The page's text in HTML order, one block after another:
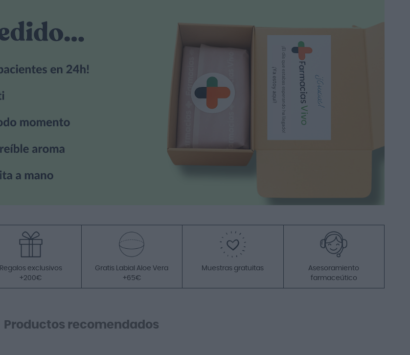
Compresión Normal talla
Mediana color Negro
Añadir a la cesta
Grande Color Beige
6,10 €
7,80 €
Añadir a la cesta
Regalos exclusivos
+200€
Gratis Labial Aloe Vera
+65€
Muestras gratuitas
Asesoramiento
farmaceútico
Productos recomendados